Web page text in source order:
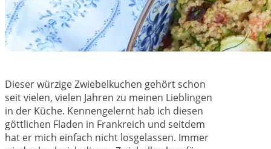
Dieser würzige Zwiebelkuchen gehört schon
seit vielen, vielen Jahren zu meinen Lieblingen
in der Küche. Kennengelernt hab ich diesen
göttlichen Fladen in Frankreich und seitdem
hat er mich einfach nicht losgelassen. Immer